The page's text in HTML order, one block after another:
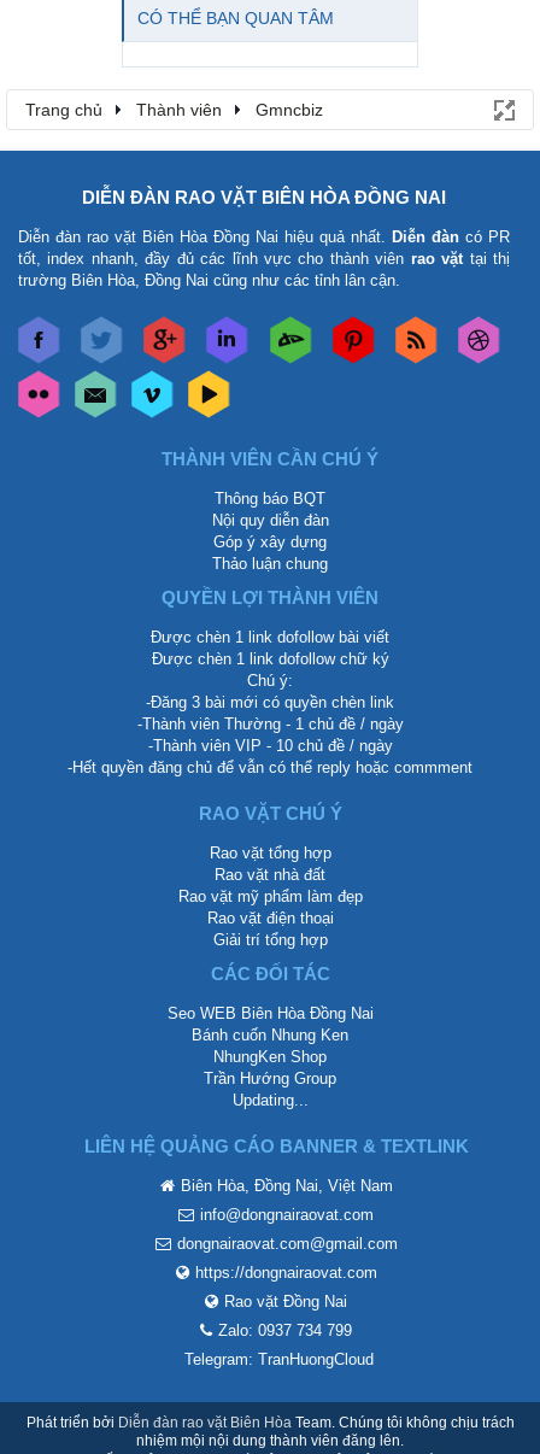
CÓ THỂ BẠN QUAN TÂM
Trang chủ Thành viên Gmncbiz
DIỄN ĐÀN RAO VẶT BIÊN HÒA ĐỒNG NAI
Diễn đàn rao vặt Biên Hòa Đồng Nai hiệu quả nhất. Diễn đàn có PR
tốt, index nhanh, đầy đủ các lĩnh vực cho thành viên rao vặttại thị
trường Biên Hòa, Đồng Nai cũng như các tỉnh lân cận.
THÀNH VIÊN CẦN CHÚ Ý
Thông báo BQT
Nội quy diễn đàn
Góp ý xây dựng
Thảo luận chung
QUYỀN LỢI THÀNH VIÊN
Được chèn 1 link dofollow bài viết
Được chèn 1 link dofollow chữ ký
Chú ý:
-Đăng 3 bài mới có quyền chèn link
-Thành viên Thường - 1 chủ đề / ngày
-Thành viên VIP - 10 chủ đề / ngày
-Hết quyền đăng chủ để vẫn có thể reply hoặc commment
RAO VẶT CHÚ Ý
Rao vặt tổng hợp
Rao vặt nhà đất
Rao vặt mỹ phẩm làm đẹp
Rao vặt điện thoại
Giải trí tổng hợp
CÁC ĐỐI TÁC
Seo WEB Biên Hòa Đồng Nai
Bánh cuốn Nhung Ken
NhungKen Shop
Trần Hướng Group
Updating...
LIÊN HỆ QUẢNG CÁO BANNER & TEXTLINK
Biên Hòa, Đồng Nai, Việt Nam
info@dongnairaovat.com
dongnairaovat.com@gmail.com
https://dongnairaovat.com
Rao vặt Đồng Nai
Zalo: 0937 734 799
Telegram: TranHuongCloud
Phát triển bởi Diễn đàn rao vặt Biên HòaTeam. Chúng tôi không chịu trách
nhiệm mội nội dung thành viên đăng lên.